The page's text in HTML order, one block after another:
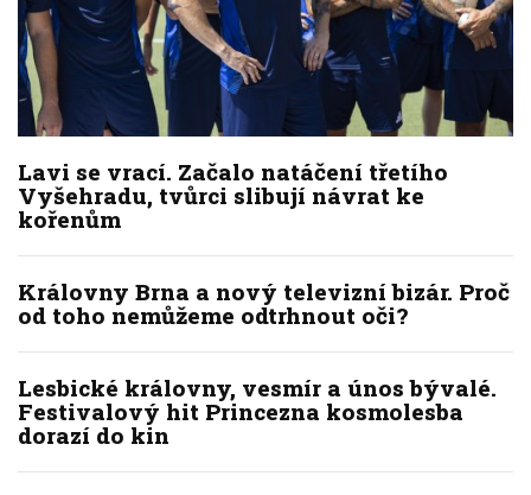
Lavi se vrací. Začalo natáčení třetího
Vyšehradu, tvůrci slibují návrat ke
kořenům
Královny Brna a nový televizní bizár. Proč
od toho nemůžeme odtrhnout oči?
Lesbické královny, vesmír a únos bývalé.
Festivalový hit Princezna kosmolesba
dorazí do kin